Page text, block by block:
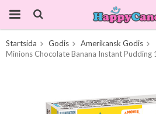
Produkten har blivit tillagd i
Startsida Godis
Amerikansk Godis
Minions Chocolate Banana Instant Pudding